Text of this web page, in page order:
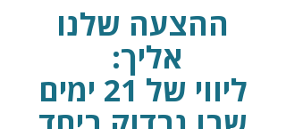
ההצעה שלנו
אליך:
ליווי של 21 ימים